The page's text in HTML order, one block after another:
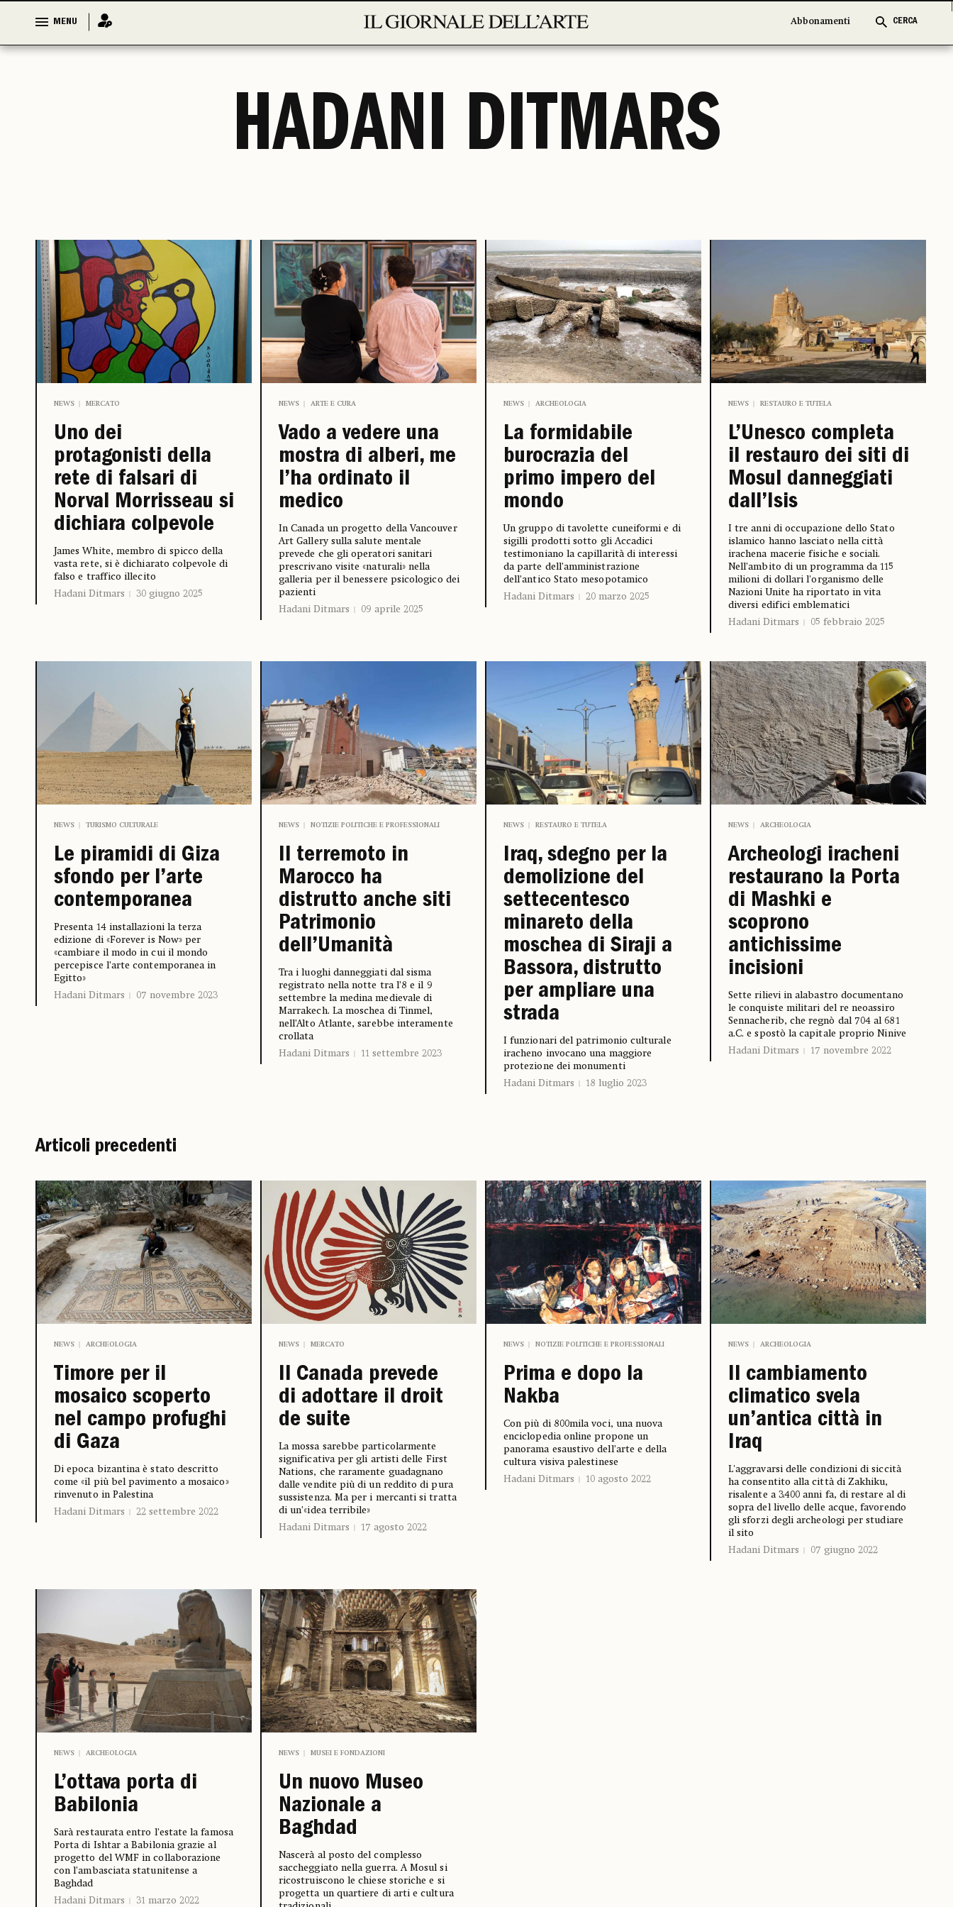
MENU Abbonamenti CERCA
MENU Abbonamenti CERCA
HADANI DITMARS
NEWS MERCATO
Uno dei
protagonisti della
rete di falsari di
Norval Morrisseau si
dichiara colpevole
James White, membro di spicco della
vasta rete, si è dichiarato colpevole di
falso e traffico illecito
Hadani Ditmars
30 giugno 2025
NEWS ARTE E CURA
Vado a vedere una
mostra di alberi, me
l’ha ordinato il
medico
In Canada un progetto della Vancouver
Art Gallery sulla salute mentale
prevede che gli operatori sanitari
prescrivano visite «naturali» nella
galleria per il benessere psicologico dei
pazienti
Hadani Ditmars
09 aprile 2025
NEWS ARCHEOLOGIA
La formidabile
burocrazia del
primo impero del
mondo
Un gruppo di tavolette cuneiformi e di
sigilli prodotti sotto gli Accadici
testimoniano la capillarità di interessi
da parte dell’amministrazione
dell’antico Stato mesopotamico
Hadani Ditmars
20 marzo 2025
NEWS RESTAURO E TUTELA
L’Unesco completa
il restauro dei siti di
Mosul danneggiati
dall’Isis
I tre anni di occupazione dello Stato
islamico hanno lasciato nella città
irachena macerie fisiche e sociali.
Nell’ambito di un programma da 115
milioni di dollari l'organismo delle
Nazioni Unite ha riportato in vita
diversi edifici emblematici
Hadani Ditmars
05 febbraio 2025
NEWS TURISMO CULTURALE
Le piramidi di Giza
sfondo per l’arte
contemporanea
Presenta 14 installazioni la terza
edizione di «Forever is Now» per
«cambiare il modo in cui il mondo
percepisce l’arte contemporanea in
Egitto»
Hadani Ditmars
07 novembre 2023
NEWS NOTIZIE POLITICHE E PROFESSIONALI
Il terremoto in
Marocco ha
distrutto anche siti
Patrimonio
dell’Umanità
Tra i luoghi danneggiati dal sisma
registrato nella notte tra l’8 e il 9
settembre la medina medievale di
Marrakech. La moschea di Tinmel,
nell’Alto Atlante, sarebbe interamente
crollata
Hadani Ditmars
11 settembre 2023
NEWS RESTAURO E TUTELA
Iraq, sdegno per la
demolizione del
settecentesco
minareto della
moschea di Siraji a
Bassora, distrutto
per ampliare una
strada
I funzionari del patrimonio culturale
iracheno invocano una maggiore
protezione dei monumenti
Hadani Ditmars
18 luglio 2023
NEWS ARCHEOLOGIA
Archeologi iracheni
restaurano la Porta
di Mashki e
scoprono
antichissime
incisioni
Sette rilievi in alabastro documentano
le conquiste militari del re neoassiro
Sennacherib, che regnò dal 704 al 681
a.C. e spostò la capitale proprio Ninive
Hadani Ditmars
17 novembre 2022
Articoli precedenti
NEWS ARCHEOLOGIA
Timore per il
mosaico scoperto
nel campo profughi
di Gaza
Di epoca bizantina è stato descritto
come «il più bel pavimento a mosaico»
rinvenuto in Palestina
Hadani Ditmars
22 settembre 2022
NEWS MERCATO
Il Canada prevede
di adottare il droit
de suite
La mossa sarebbe particolarmente
significativa per gli artisti delle First
Nations, che raramente guadagnano
dalle vendite più di un reddito di pura
sussistenza. Ma per i mercanti si tratta
di un’«idea terribile»
Hadani Ditmars
17 agosto 2022
NEWS NOTIZIE POLITICHE E PROFESSIONALI
Prima e dopo la
Nakba
Con più di 800mila voci, una nuova
enciclopedia online propone un
panorama esaustivo dell’arte e della
cultura visiva palestinese
Hadani Ditmars
10 agosto 2022
NEWS ARCHEOLOGIA
Il cambiamento
climatico svela
un’antica città in
Iraq
L'aggravarsi delle condizioni di siccità
ha consentito alla città di Zakhiku,
risalente a 3.400 anni fa, di restare al di
sopra del livello delle acque, favorendo
gli sforzi degli archeologi per studiare
il sito
Hadani Ditmars
07 giugno 2022
NEWS ARCHEOLOGIA
L’ottava porta di
Babilonia
Sarà restaurata entro l’estate la famosa
Porta di Ishtar a Babilonia grazie al
progetto del WMF in collaborazione
con l’ambasciata statunitense a
Baghdad
Hadani Ditmars
31 marzo 2022
NEWS MUSEI E FONDAZIONI
Un nuovo Museo
Nazionale a
Baghdad
Nascerà al posto del complesso
saccheggiato nella guerra. A Mosul si
ricostruiscono le chiese storiche e si
progetta un quartiere di arti e cultura